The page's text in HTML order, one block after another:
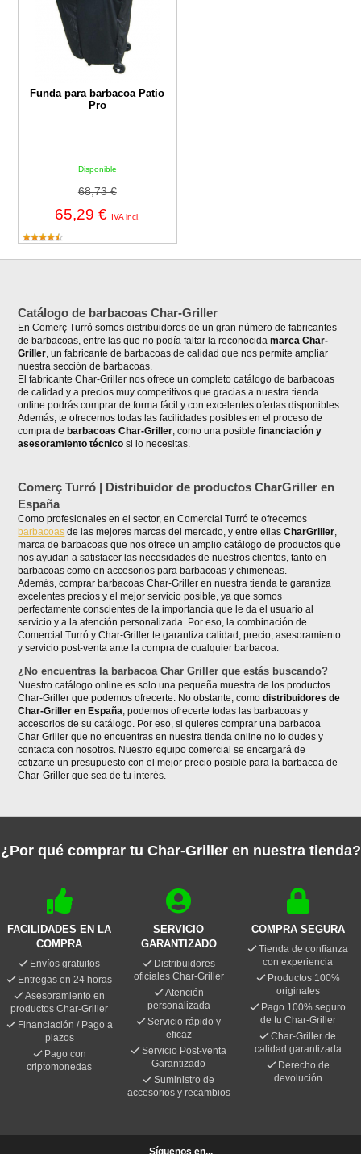
Funda para barbacoa Patio
Pro
Disponible
68,73 €
65,29 € IVA incl.
Catálogo de barbacoas Char-Griller
En Comerç Turró somos distribuidores de un gran número de fabricantes
de barbacoas, entre las que no podía faltar la reconocidamarca Char-
Griller, un fabricante de barbacoas de calidad que nos permite ampliar
nuestra sección de barbacoas.
El fabricante Char-Griller nos ofrece un completo catálogo de barbacoas
de calidad y a precios muy competitivos que gracias a nuestra tienda
online podrás comprar de forma fácil y con excelentes ofertas disponibles.
Además, te ofrecemos todas las facilidades posibles en el proceso de
compra de barbacoas Char-Griller, como una posiblefinanciación y
asesoramiento técnico si lo necesitas.
Comerç Turró | Distribuidor de productos CharGriller en
España
Como profesionales en el sector, en Comercial Turró te ofrecemos
barbacoas de las mejores marcas del mercado, y entre ellasCharGriller,
marca de barbacoas que nos ofrece un amplio catálogo de productos que
nos ayudan a satisfacer las necesidades de nuestros clientes, tanto en
barbacoas como en accesorios para barbacoas y chimeneas.
Además, comprar barbacoas Char-Griller en nuestra tienda te garantiza
excelentes precios y el mejor servicio posible, ya que somos
perfectamente conscientes de la importancia que le da el usuario al
servicio y a la atención personalizada. Por eso, la combinación de
Comercial Turró y Char-Griller te garantiza calidad, precio, asesoramiento
y servicio post-venta ante la compra de cualquier barbacoa.
¿No encuentras la barbacoa Char Griller que estás buscando?
Nuestro catálogo online es solo una pequeña muestra de los productos
Char-Griller que podemos ofrecerte. No obstante, comodistribuidores de
Char-Griller en España, podemos ofrecerte todas las barbacoas y
accesorios de su catálogo. Por eso, si quieres comprar una barbacoa
Char Griller que no encuentras en nuestra tienda online no lo dudes y
contacta con nosotros. Nuestro equipo comercial se encargará de
cotizarte un presupuesto con el mejor precio posible para la barbacoa de
Char-Griller que sea de tu interés.
¿Por qué comprar tu Char-Griller en nuestra tienda?
FACILIDADES EN LA
COMPRA
Envíos gratuitos
Entregas en 24 horas
Asesoramiento en
productos Char-Griller
Financiación / Pago a
plazos
Pago con
criptomonedas
SERVICIO
GARANTIZADO
Distribuidores
oficiales Char-Griller
Atención
personalizada
Servicio rápido y
eficaz
Servicio Post-venta
Garantizado
Suministro de
accesorios y recambios
COMPRA SEGURA
Tienda de confianza
con experiencia
Productos 100%
originales
Pago 100% seguro
de tu Char-Griller
Char-Griller de
calidad garantizada
Derecho de
devolución
Síguenos en...